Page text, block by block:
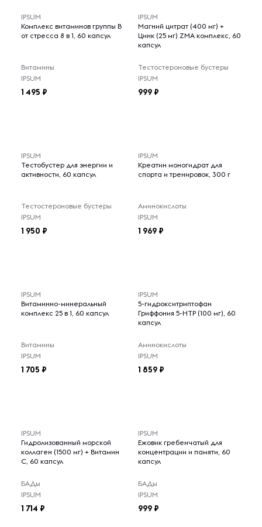
IPSUM
Комплекс витаминов группы B
от стресса 8 в 1, 60 капсул
Витамины
IPSUM
1 495
IPSUM
Магний цитрат (400 мг) +
Цинк (25 мг) ZMA комплекс, 60
капсул
Тестостероновые бустеры
IPSUM
999
IPSUM
Тестобустер для энергии и
активности, 60 капсул
Тестостероновые бустеры
IPSUM
1 950
IPSUM
Креатин моногидрат для
спорта и тренировок, 300 г
Аминокислоты
IPSUM
1 969
IPSUM
Витаминно-минеральный
комплекс 25 в 1, 60 капсул
Витамины
IPSUM
1 705
IPSUM
5-гидрокситриптофан
Гриффония 5-НТР (100 мг), 60
капсул
Аминокислоты
IPSUM
1 859
IPSUM
Гидролизованный морской
коллаген (1500 мг) + Витамин
C, 60 капсул
БАДы
IPSUM
1 714
IPSUM
Ежовик гребенчатый для
концентрации и памяти, 60
капсул
БАДы
IPSUM
999